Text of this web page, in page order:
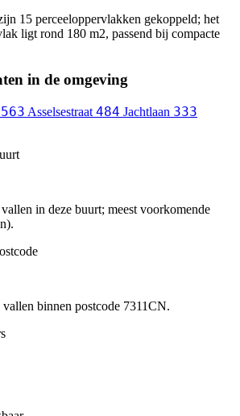
15 perceeloppervlakken gekoppeld; het
ligt rond 180 m2, passend bij compacte
in de omgeving
563 Asselsestraat 484 Jachtlaan 333
in deze buurt; meest voorkomende
vallen binnen postcode 7311CN.